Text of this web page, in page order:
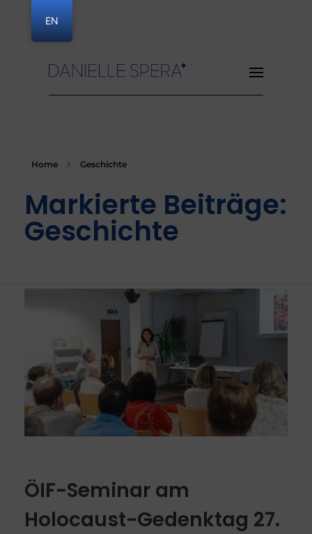
Home Geschichte
Markierte Beiträge:
Geschichte
ÖIF-Seminar am
Holocaust-Gedenktag 27.
EN